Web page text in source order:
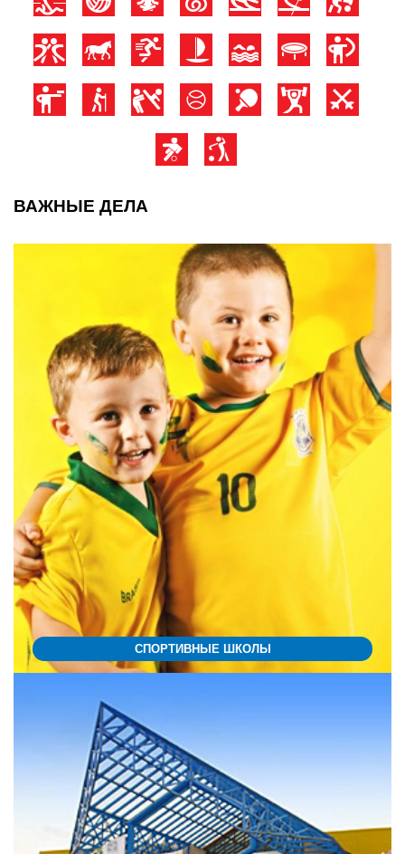
ВАЖНЫЕ ДЕЛА
СПОРТИВНЫЕ ШКОЛЫ